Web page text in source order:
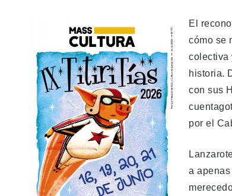
El
cómo se
colectiva
historia.
con sus
por el
a